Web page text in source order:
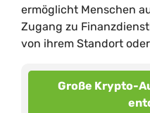
ermöglicht Menschen
Zugang zu
von ihrem Standort
Große Krypto-